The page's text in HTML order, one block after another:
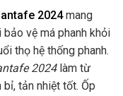
2024mang
vệ má phanh khỏi
thọ hệ thống phanh.
2024làm từ
tản nhiệt tốt. Ốp